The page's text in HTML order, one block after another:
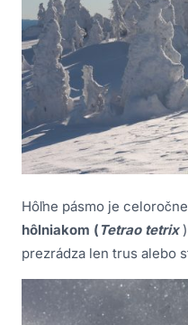
Hôľne pásmo je
hôlniakom ( Tetrao tetrix
prezrádza len trus alebo